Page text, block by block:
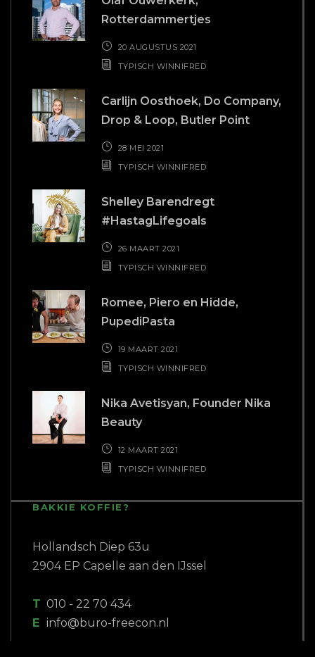
Rotterdammertjes
20 AUGUSTUS 2021
TYPISCH WINNIFRED
Carlijn Oosthoek, Do Company,
Drop & Loop, Butler Point
28 MEI 2021
TYPISCH WINNIFRED
Shelley Barendregt
#HastagLifegoals
26 MAART 2021
TYPISCH WINNIFRED
Romee, Piero en Hidde,
PupediPasta
19 MAART 2021
TYPISCH WINNIFRED
Nika Avetisyan, Founder Nika
Beauty
12 MAART 2021
TYPISCH WINNIFRED
BAKKIE KOFFIE?
Hollandsch Diep 63u
2904 EP Capelle aan den IJssel
T 010 - 22 70 434
E info@buro-freecon.nl